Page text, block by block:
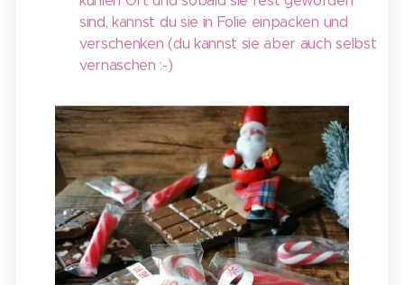
sind, kannst du sie in Folie einpacken und
verschenken (du kannst sie aber auch selbst
vernaschen :-)